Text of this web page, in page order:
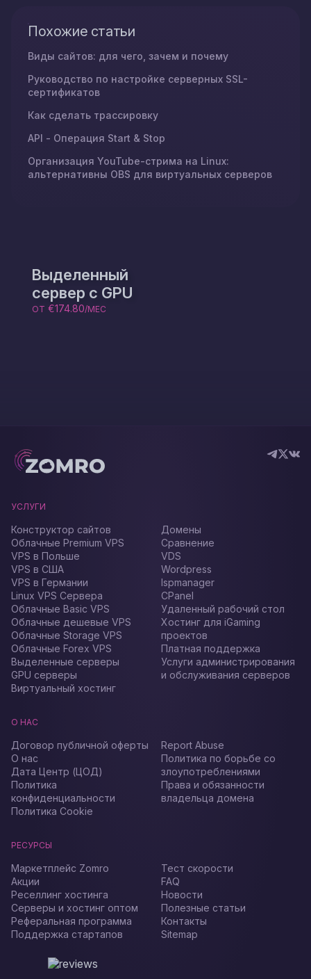
Похожие статьи
Виды сайтов: для чего, зачем и почему
Руководство по настройке серверных SSL-
сертификатов
Как сделать трассировку
API - Операция Start & Stop
Организация YouTube-стрима на Linux:
альтернативны OBS для виртуальных серверов
Выделенный
сервер с GPU
ОТ €174.80/МЕС
УСЛУГИ
Конструктор сайтов
Облачные Premium VPS
VPS в Польше
VPS в США
VPS в Германии
Linux VPS Сервера
Облачные Basic VPS
Облачные дешевые VPS
Облачные Storage VPS
Облачные Forex VPS
Выделенные серверы
GPU серверы
Виртуальный хостинг
Домены
Сравнение
VDS
Wordpress
Ispmanager
CPanel
Удаленный рабочий стол
Хостинг для iGaming
проектов
Платная поддержка
Услуги администрирования
и обслуживания серверов
О НАС
Договор публичной оферты
О нас
Дата Центр (ЦОД)
Политика
конфиденциальности
Политика Cookie
Report Abuse
Политика по борьбе со
злоупотреблениями
Права и обязанности
владельца домена
РЕСУРСЫ
Маркетплейс Zomro
Акции
Реселлинг хостинга
Серверы и хостинг оптом
Реферальная программа
Поддержка стартапов
Тест скорости
FAQ
Новости
Полезные статьи
Контакты
Sitemap